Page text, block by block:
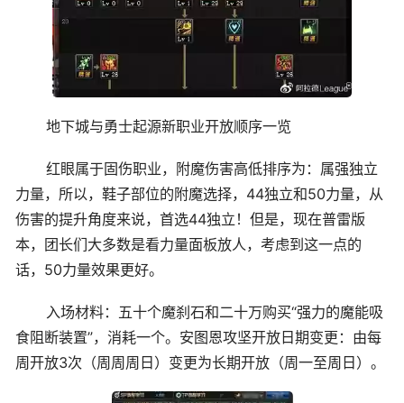
地下城与勇士起源新职业开放顺序一览
红眼属于固伤职业，附魔伤害高低排序为：属强独立
力量，所以，鞋子部位的附魔选择，44独立和50力量，从
伤害的提升角度来说，首选44独立！但是，现在普雷版
本，团长们大多数是看力量面板放人，考虑到这一点的
话，50力量效果更好。
入场材料：五十个魔刹石和二十万购买“强力的魔能吸
食阻断装置”，消耗一个。安图恩攻坚开放日期变更：由每
周开放3次（周周周日）变更为长期开放（周一至周日）。